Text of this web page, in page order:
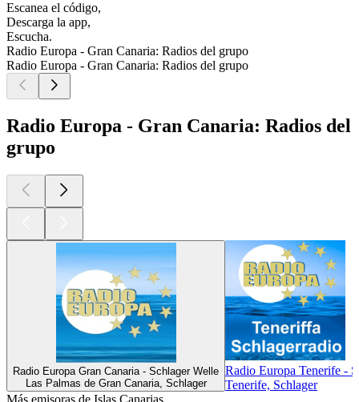
Escanea el código,
Descarga la app,
Escucha.
Radio Europa - Gran Canaria: Radios del grupo
Radio Europa - Gran Canaria: Radios del grupo
Radio Europa - Gran Canaria: Radios del
grupo
Radio Europa Gran Canaria - Schlager Welle
Las Palmas de Gran Canaria, Schlager
Radio Europa Tenerife -
Tenerife, Schlager
Más emisoras de Islas Canarias